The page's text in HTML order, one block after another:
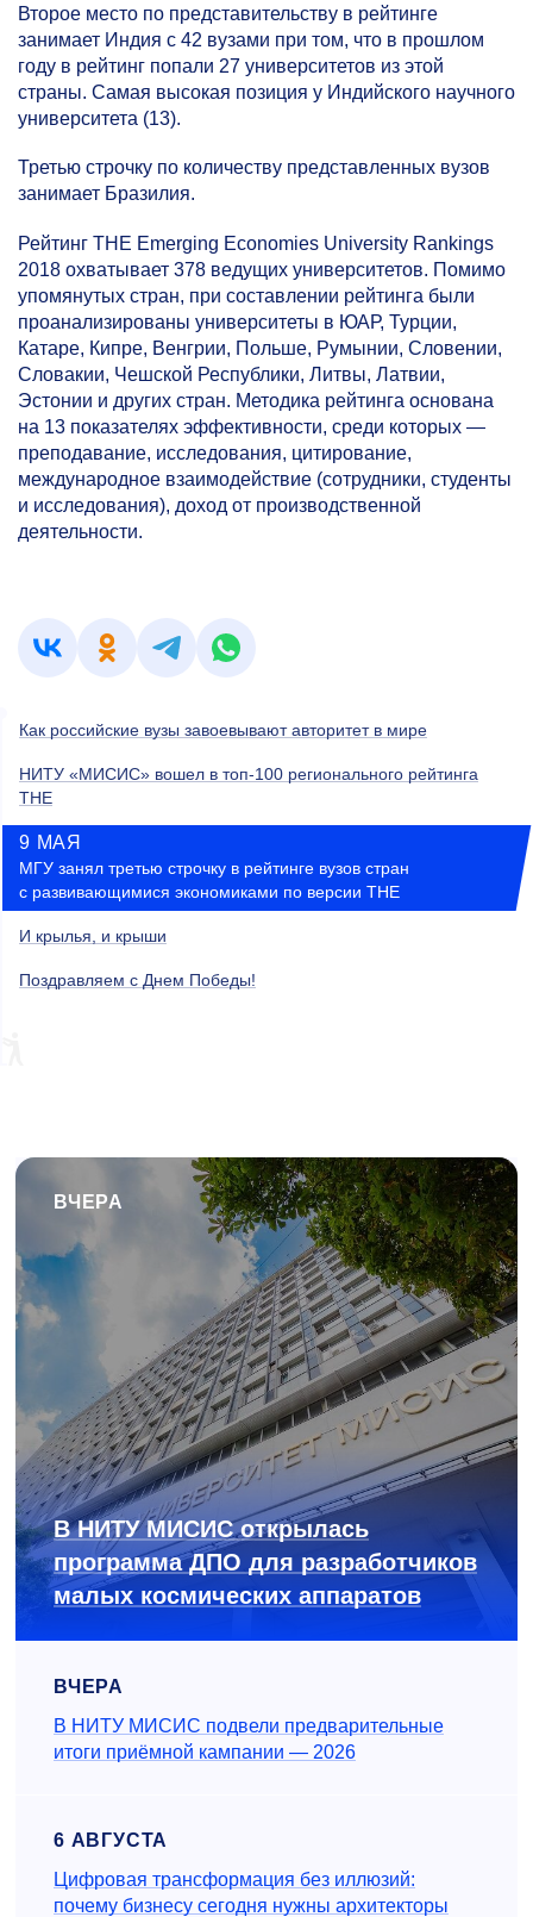
Второе место по представительству в рейтинге
занимает Индия с 42 вузами при том, что в прошлом
году в рейтинг попали 27 университетов из этой
страны. Самая высокая позиция у Индийского научного
университета (13).
Третью строчку по количеству представленных вузов
занимает Бразилия.
Рейтинг THE Emerging Economies University Rankings
2018 охватывает 378 ведущих университетов. Помимо
упомянутых стран, при составлении рейтинга были
проанализированы университеты в ЮАР, Турции,
Катаре, Кипре, Венгрии, Польше, Румынии, Словении,
Словакии, Чешской Республики, Литвы, Латвии,
Эстонии и других стран. Методика рейтинга основана
на 13 показателях эффективности, среди которых —
преподавание, исследования, цитирование,
международное взаимодействие (сотрудники, студенты
и исследования), доход от производственной
деятельности.
Как российские вузы завоевывают авторитет в мире
НИТУ «МИСИС» вошел в топ-100 регионального рейтинга
THE
9 МАЯ
МГУ занял третью строчку в рейтинге вузов стран
с развивающимися экономиками по версии THE
И крылья, и крыши
Поздравляем с Днем Победы!
ВЧЕРА
В НИТУ МИСИС открылась
программа ДПО для разработчиков
малых космических аппаратов
ВЧЕРА
В НИТУ МИСИС подвели предварительные
итоги приёмной кампании — 2026
6 АВГУСТА
Цифровая трансформация без иллюзий:
почему бизнесу сегодня нужны архитекторы